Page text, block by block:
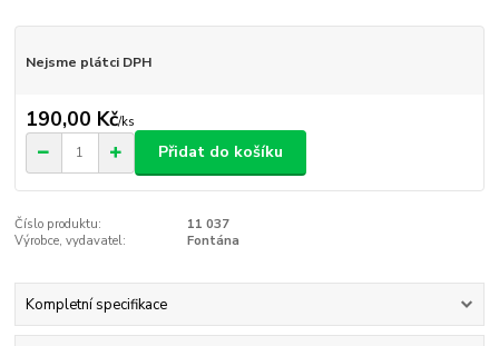
Nejsme plátci DPH
190,00 Kč/ks
Přidat do košíku
Číslo produktu:
11 037
Výrobce, vydavatel:
Fontána
Kompletní specifikace